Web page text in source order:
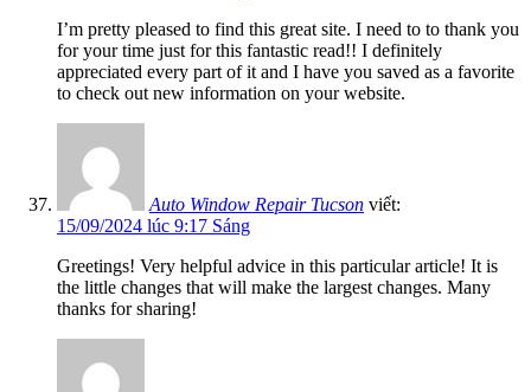
I’m pretty pleased to find this great site. I need to to thank you
for your time just for this fantastic read!! I definitely
appreciated every part of it and I have you saved as a favorite
to check out new information on your website.
Auto Window Repair Tucson viết:
15/09/2024 lúc 9:17 Sáng
Greetings! Very helpful advice in this particular article! It is
the little changes that will make the largest changes. Many
thanks for sharing!